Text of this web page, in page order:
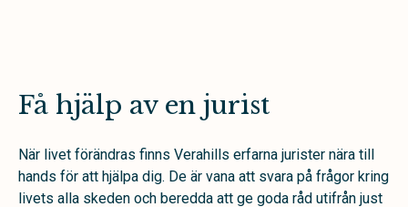
Få hjälp av en jurist
När livet förändras finns Verahills erfarna jurister nära till
hands för att hjälpa dig. De är vana att svara på frågor kring
livets alla skeden och beredda att ge goda råd utifrån just